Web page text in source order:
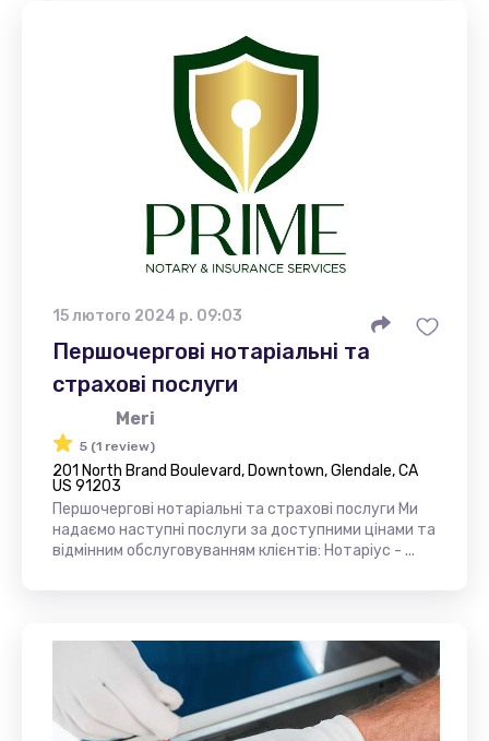
15 лютого 2024 р. 09:03
Першочергові нотаріальні та
страхові послуги
Meri
5 (1 review)
201 North Brand Boulevard, Downtown, Glendale, CA
US 91203
Першочергові нотаріальні та страхові послуги Ми
надаємо наступні послуги за доступними цінами та
відмінним обслуговуванням клієнтів: Нотаріус - ...